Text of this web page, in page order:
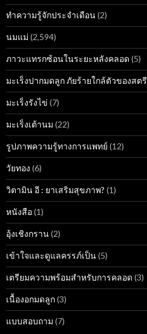
ทำความรู้จักประจำเดือน(2)
นมแม่ (2,594)
ภาวะแทรกซ้อนในระยะหลังคลอด (5)
มะเร็งปากมดลูก ภัยร้ายใกล้ตัวของสตรี
มะเร็งรังไข่ (7)
มะเร็งเต้านม (22)
รูปภาพความรู้ทางการแพทย์ (12)
วัยทอง (6)
วิตามิน อี : ยาเสริมสุขภาพ? (1)
หนังสือ(1)
อุ้งเชิงกราน(2)
เข้าใจและดูแลครรภ์เป็น(5)
เตรียมความพร้อมสำหรับการคลอด (3)
เนื้องอกมดลูก(3)
แบบสอบถาม (7)